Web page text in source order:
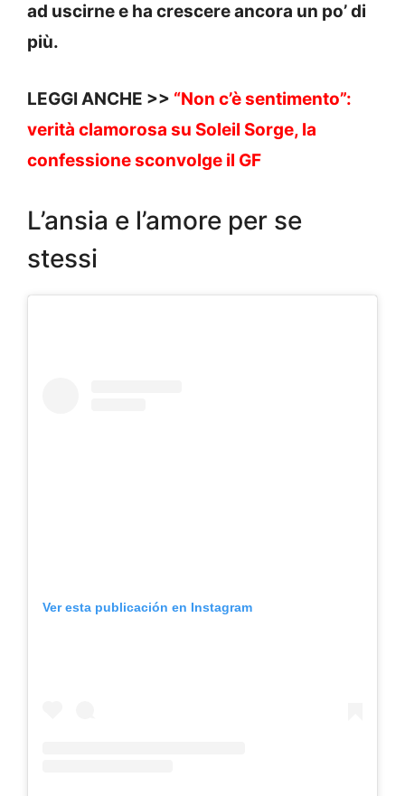
ad uscirne e ha crescere ancora un po’ di
più.
LEGGI ANCHE >> “Non c’è sentimento”:
verità clamorosa su Soleil Sorge, la
confessione sconvolge il GF
L’ansia e l’amore per se
stessi
Ver esta publicación en Instagram